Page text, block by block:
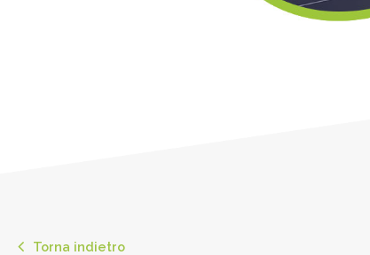
Torna indietro